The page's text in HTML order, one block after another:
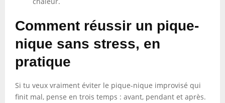
Comment réussir un pique-
nique sans stress, en
pratique
Si tu veux vraiment éviter le pique-nique improvisé qui
finit mal, pense en trois temps : avant, pendant et après.